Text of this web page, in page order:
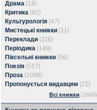
Драма (18)
Критика (62)
Культурологія (47)
Мистецькі книжки (11)
Переклади (116)
Періодика (149)
Піксельні книжки (56)
Поезія (517)
Проза (1098)
Пропонується видавцям (21)
Всі книжки (1660)